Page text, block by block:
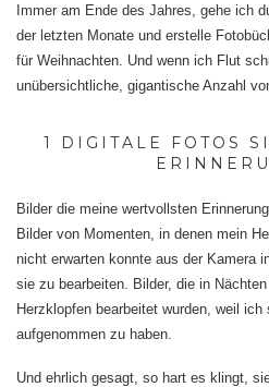
Immer am Ende des Jahres, gehe ich
der letzten Monate und erstelle
für Weihnachten. Und wenn ich Flut
unübersichtliche, gigantische Anzahl
1 DIGITALE FOTOS
Bilder die meine wertvollsten
Bilder von Momenten, in denen mein
nicht erwarten konnte aus der Kamera
sie zu bearbeiten. Bilder, die in
Herzklopfen bearbeitet wurden, weil
aufgenommen zu haben.
Und ehrlich gesagt, so hart es klingt,